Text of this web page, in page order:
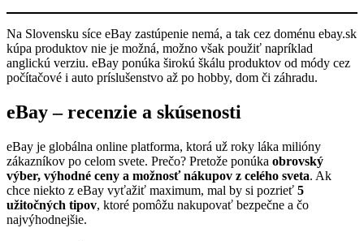
Na Slovensku síce eBay zastúpenie nemá, a tak cez doménu ebay.sk
kúpa produktov nie je možná, možno však použiť napríklad
anglickú verziu. eBay ponúka širokú škálu produktov od módy cez
počítačové i auto príslušenstvo až po hobby, dom či záhradu.
eBay – recenzie a skúsenosti
eBay je globálna online platforma, ktorá už roky láka milióny
zákazníkov po celom svete. Prečo? Pretože ponúka obrovský
výber, výhodné ceny a možnosť nákupov z celého sveta. Ak
chce niekto z eBay vyťažiť maximum, mal by si pozrieť 5
užitočných tipov, ktoré pomôžu nakupovať bezpečne a čo
najvýhodnejšie.